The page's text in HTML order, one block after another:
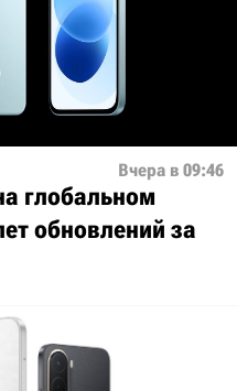
Вчера в 09:46
глобальном
обновлений за